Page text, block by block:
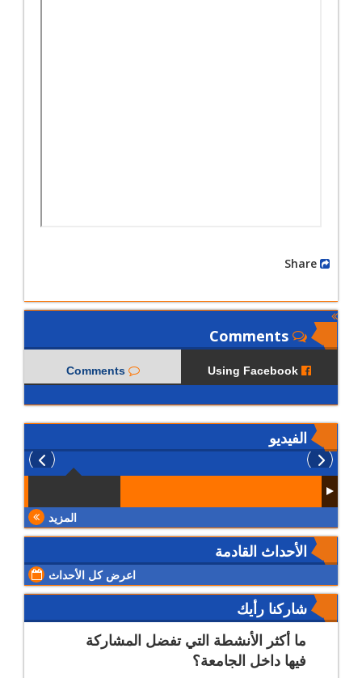
Comments
الفيديو
المزيد
الأحداث القادمة
اعرض كل الأحداث
شاركنا رأيك
ما أكثر الأنشطة التي تفضل المشاركة
فيها داخل الجامعة؟